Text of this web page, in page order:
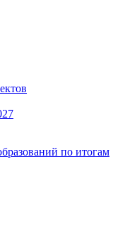
по итогам